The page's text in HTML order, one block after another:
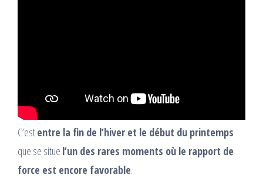
C’estentre la fin de l’hiver et le début du printemps
que se situe l’un des rares moments où le rapport de
force est encore favorable.